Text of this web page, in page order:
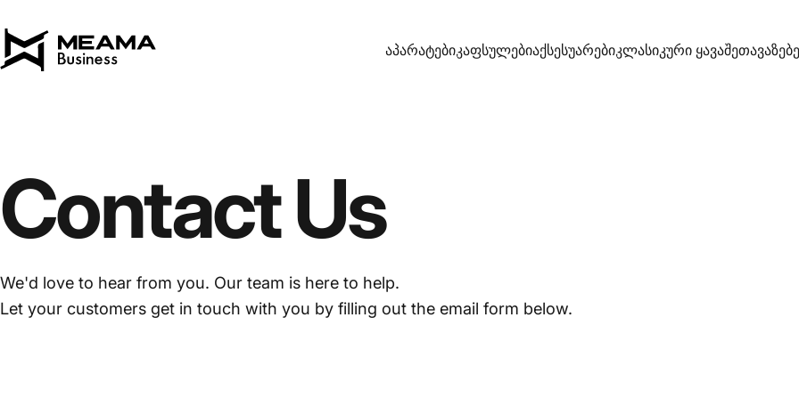
MEAMA Georgia B2B აპარატებიკაფსულებიაქსესუარებიკლასიკური ყავა
ContactUs
We'd love to hear from you. Our team is here to help.
Let your customers get in touch with you by filling out the email form below.